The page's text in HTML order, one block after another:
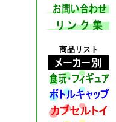
商品リスト